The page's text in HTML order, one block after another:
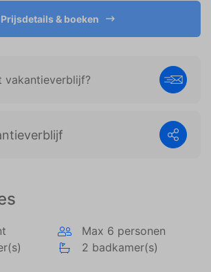
Max 6 personen
2 badkamer(s)
Prijsdetails & boeken
vakantieverblijf?
die zijn afgestemd op en relevant zijn
gebruiker. Deze advertenties